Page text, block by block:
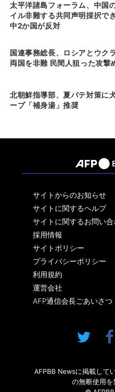
太平洋諸島フォーラム、中国
イル非難する共同声明採択で
中2か国が反対
国連事務総長、ロシアとウク
両国を非難 民間人狙った攻撃
北朝鮮指導部、夏バテ対策に
ープ「補身湯」推奨
サイトからのお知らせ
サイトに関するヘルプ
サイトに関するお問い
採用情報
サイトポリシー
プライバシーポリシー
利用規約
運営会社
AFP通信会長ごあいさつ
AFPBB Newsに掲載して
の無断使用を